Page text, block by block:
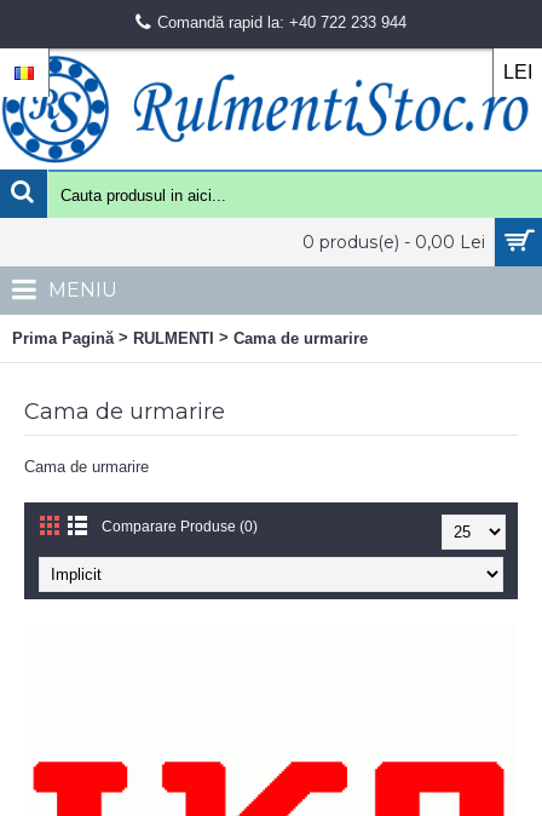
Comandă rapid la: +40 722 233 944
LEI
0 produs(e) - 0,00 Lei
MENIU
Prima Pagină > RULMENTI > Cama de urmarire
Cama de urmarire
Cama de urmarire
Comparare Produse (0)